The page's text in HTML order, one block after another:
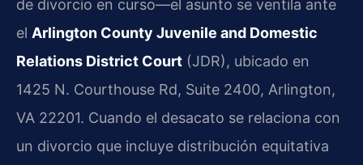
de divorcio en curso—el asunto se ventila ante
el Arlington County Juvenile and Domestic
Relations District Court (JDR), ubicado en
1425 N. Courthouse Rd, Suite 2400, Arlington,
VA 22201. Cuando el desacato se relaciona con
un divorcio que incluye distribución equitativa